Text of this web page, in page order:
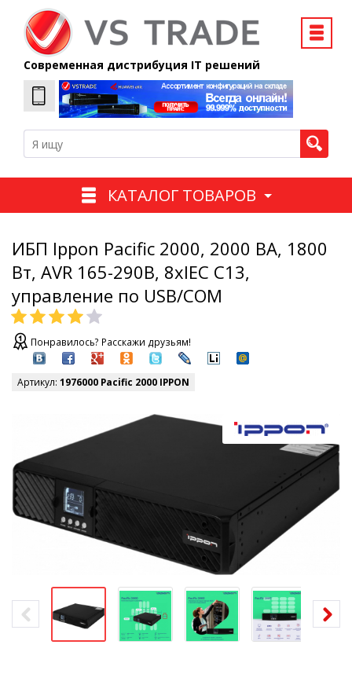
Современная дистрибуция IT решений
КАТАЛОГ ТОВАРОВ
ИБП Ippon Pacific 2000, 2000 ВA, 1800
Вт, AVR 165-290В, 8xIEC C13,
управление по USB/COM
Понравилось? Расскажи друзьям!
Артикул: 1976000 Pacific 2000 IPPON